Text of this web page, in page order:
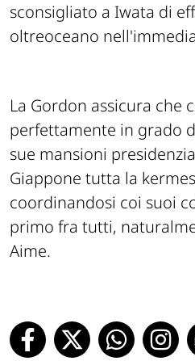
sconsigliato a Iwata di
oltreoceano
La Gordon assicura che
perfettamente in grado
sue mansioni
Giappone tutta la
coordinandosi coi suoi
primo fra tutti,
Aime.